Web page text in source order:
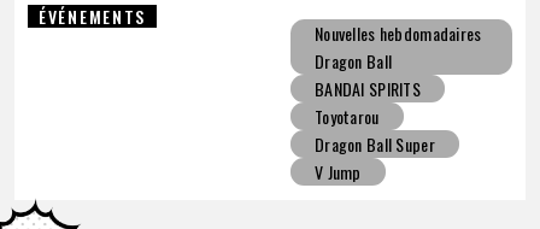
ÉVÉNEMENTS
ultime Kamehameha père-
fils !
Nouvelles hebdomadaires
Dragon Ball
BANDAI SPIRITS
Toyotarou
Dragon Ball Super
V Jump